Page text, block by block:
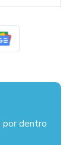
por dentro